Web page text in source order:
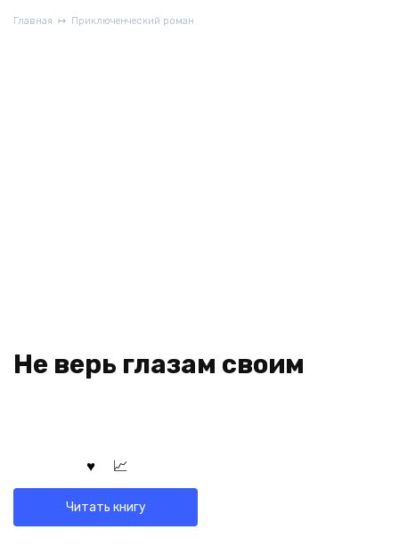
Главная Приключенческий роман
Не верь глазам своим
Читать книгу